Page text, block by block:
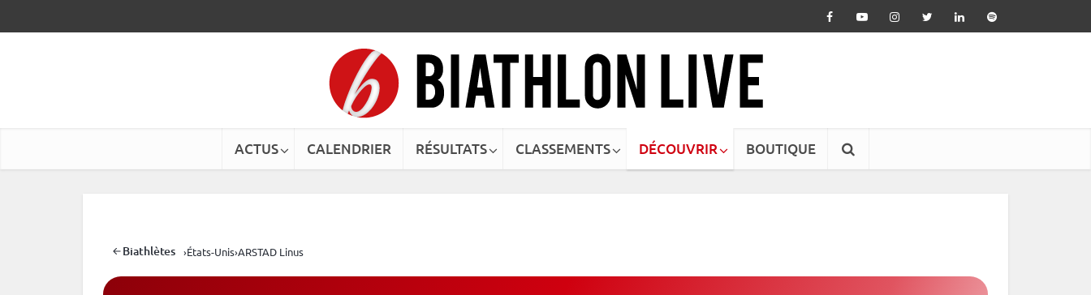
ACTUS CALENDRIER RÉSULTATS CLASSEMENTS DÉCOUVRIR BOUTIQUE
Biathlètes ›États-Unis›ARSTAD Linus